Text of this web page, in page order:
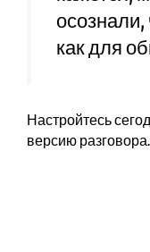
осознали,
как для
Настройтесь
версию разговора.